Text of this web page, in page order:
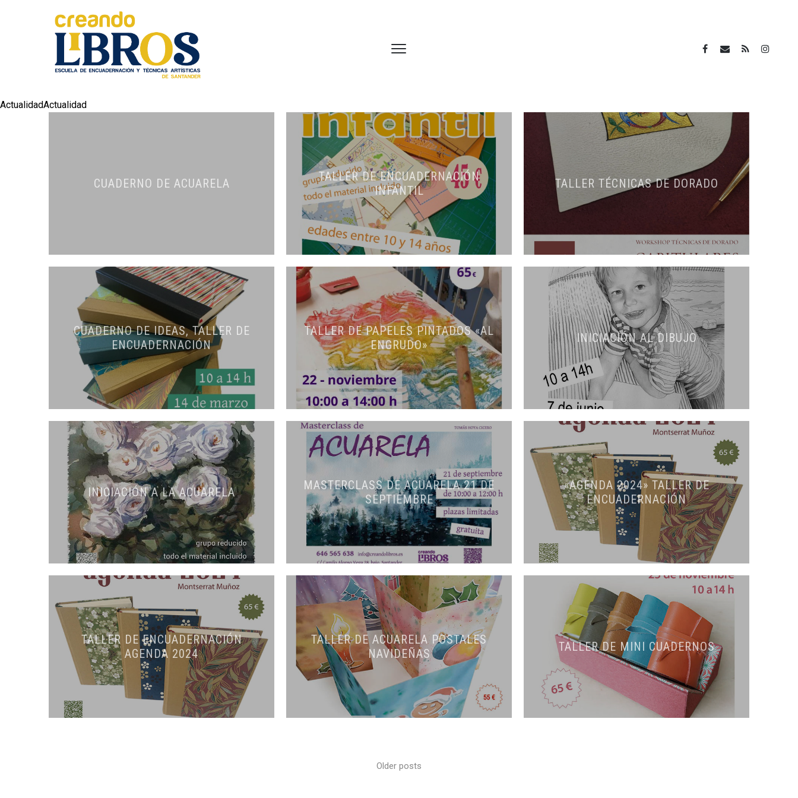
ActualidadActualidad
CUADERNO DE ACUARELA
TALLER DE ENCUADERNACIÓN
INFANTIL
TALLER TÉCNICAS DE DORADO
CUADERNO DE IDEAS, TALLER DE
ENCUADERNACIÓN
TALLER DE PAPELES PINTADOS «AL
ENGRUDO»
INICIACIÓN AL DIBUJO
INICIACIÓN A LA ACUARELA
MASTERCLASS DE ACUARELA 21 DE
SEPTIEMBRE
«AGENDA 2024» TALLER DE
ENCUADERNACIÓN
TALLER DE ENCUADERNACIÓN
AGENDA 2024
TALLER DE ACUARELA POSTALES
NAVIDEÑAS
TALLER DE MINI CUADERNOS
Older posts